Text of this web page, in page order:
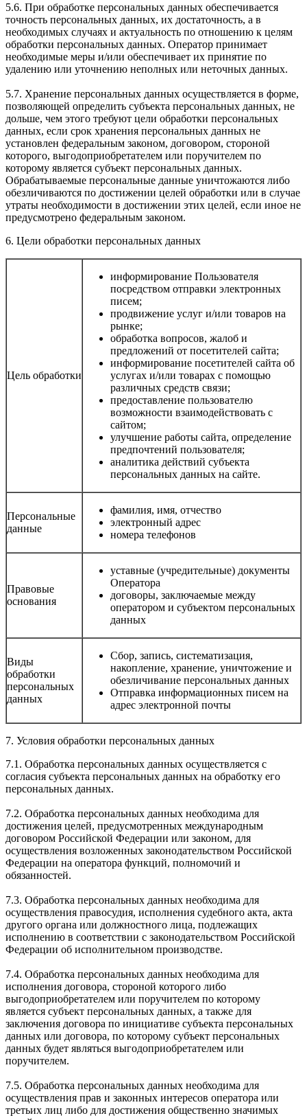
5.6. При обработке персональных данных обеспечивается
точность персональных данных, их достаточность, а в
необходимых случаях и актуальность по отношению к целям
обработки персональных данных. Оператор принимает
необходимые меры и/или обеспечивает их принятие по
удалению или уточнению неполных или неточных данных.
5.7. Хранение персональных данных осуществляется в форме,
позволяющей определить субъекта персональных данных, не
дольше, чем этого требуют цели обработки персональных
данных, если срок хранения персональных данных не
установлен федеральным законом, договором, стороной
которого, выгодоприобретателем или поручителем по
которому является субъект персональных данных.
Обрабатываемые персональные данные уничтожаются либо
обезличиваются по достижении целей обработки или в случае
утраты необходимости в достижении этих целей, если иное не
предусмотрено федеральным законом.
6. Цели обработки персональных данных
Цель обработки
информирование Пользователя
посредством отправки электронных
писем;
продвижение услуг и/или товаров на
рынке;
обработка вопросов, жалоб и
предложений от посетителей сайта;
информирование посетителей сайта об
услугах и/или товарах с помощью
различных средств связи;
предоставление пользователю
возможности взаимодействовать с
сайтом;
улучшение работы сайта, определение
предпочтений пользователя;
аналитика действий субъекта
персональных данных на сайте.
Персональные
данные
фамилия, имя, отчество
электронный адрес
номера телефонов
Правовые
основания
уставные (учредительные) документы
Оператора
договоры, заключаемые между
оператором и субъектом персональных
данных
Виды
обработки
персональных
данных
Сбор, запись, систематизация,
накопление, хранение, уничтожение и
обезличивание персональных данных
Отправка информационных писем на
адрес электронной почты
7. Условия обработки персональных данных
7.1. Обработка персональных данных осуществляется с
согласия субъекта персональных данных на обработку его
персональных данных.
7.2. Обработка персональных данных необходима для
достижения целей, предусмотренных международным
договором Российской Федерации или законом, для
осуществления возложенных законодательством Российской
Федерации на оператора функций, полномочий и
обязанностей.
7.3. Обработка персональных данных необходима для
осуществления правосудия, исполнения судебного акта, акта
другого органа или должностного лица, подлежащих
исполнению в соответствии с законодательством Российской
Федерации об исполнительном производстве.
7.4. Обработка персональных данных необходима для
исполнения договора, стороной которого либо
выгодоприобретателем или поручителем по которому
является субъект персональных данных, а также для
заключения договора по инициативе субъекта персональных
данных или договора, по которому субъект персональных
данных будет являться выгодоприобретателем или
поручителем.
7.5. Обработка персональных данных необходима для
осуществления прав и законных интересов оператора или
третьих лиц либо для достижения общественно значимых